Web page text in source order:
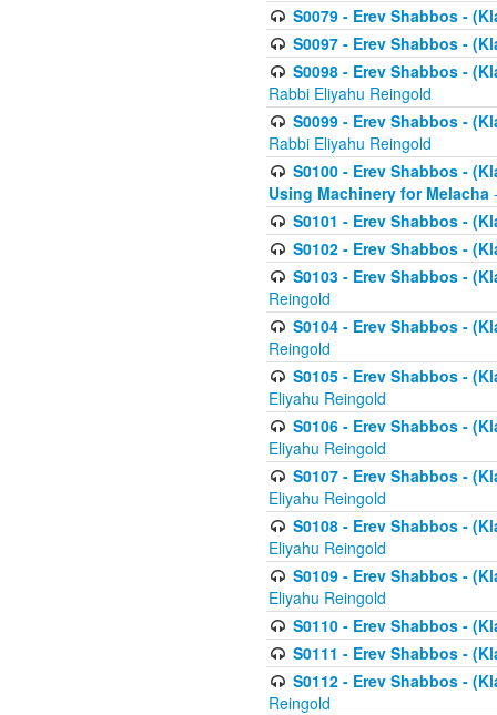
S0079 - Erev Shabbos -
S0097 - Erev Shabbos -
S0098 - Erev Shabbos -
Rabbi Eliyahu Reingold
S0099 - Erev Shabbos -
Rabbi Eliyahu Reingold
S0100 - Erev Shabbos -
Using Machinery for Melacha
S0101 - Erev Shabbos -
S0102 - Erev Shabbos -
S0103 - Erev Shabbos -
Reingold
S0104 - Erev Shabbos -
Reingold
S0105 - Erev Shabbos -
Eliyahu Reingold
S0106 - Erev Shabbos -
Eliyahu Reingold
S0107 - Erev Shabbos -
Eliyahu Reingold
S0108 - Erev Shabbos -
Eliyahu Reingold
S0109 - Erev Shabbos -
Eliyahu Reingold
S0110 - Erev Shabbos -
S0111 - Erev Shabbos -
S0112 - Erev Shabbos -
Reingold